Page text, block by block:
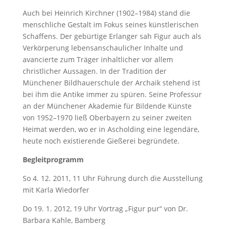
Auch bei Heinrich Kirchner (1902–1984) stand die
menschliche Gestalt im Fokus seines künstlerischen
Schaffens. Der gebürtige Erlanger sah Figur auch als
Verkörperung lebensanschaulicher Inhalte und
avancierte zum Träger inhaltlicher vor allem
christlicher Aussagen. In der Tradition der
Münchener Bildhauerschule der Archaik stehend ist
bei ihm die Antike immer zu spüren. Seine Professur
an der Münchener Akademie für Bildende Künste
von 1952–1970 ließ Oberbayern zu seiner zweiten
Heimat werden, wo er in Ascholding eine legendäre,
heute noch existierende Gießerei begründete.
Begleitprogramm
So 4. 12. 2011, 11 Uhr Führung durch die Ausstellung
mit Karla Wiedorfer
Do 19. 1. 2012, 19 Uhr Vortrag „Figur pur“ von Dr.
Barbara Kahle, Bamberg